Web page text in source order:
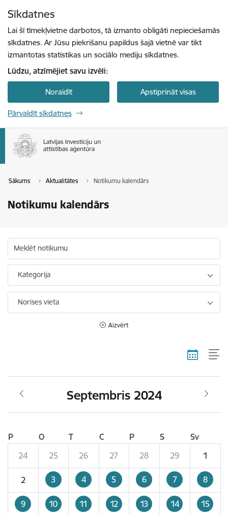
Sīkdatnes
Lai šī tīmekļvietne darbotos, tā izmanto obligāti nepieciešamās
sīkdatnes. Ar Jūsu piekrišanu papildus šajā vietnē var tikt
izmantotas statistikas un sociālo mediju sīkdatnes.
Lūdzu, atzīmējiet savu izvēli:
Noraidīt Apstiprināt visas
Pārvaldīt sīkdatnes
Sākums Aktualitātes Notikumu kalendārs
Notikumu kalendārs
Meklēt notikumu
Kategorija
Norises vieta
Aizvērt
Septembris 2024
P O T C P S
Sv
24
25 26 27 28 29 1
2 3 4 5 6 7 8
9 10 11 12 13 14 15